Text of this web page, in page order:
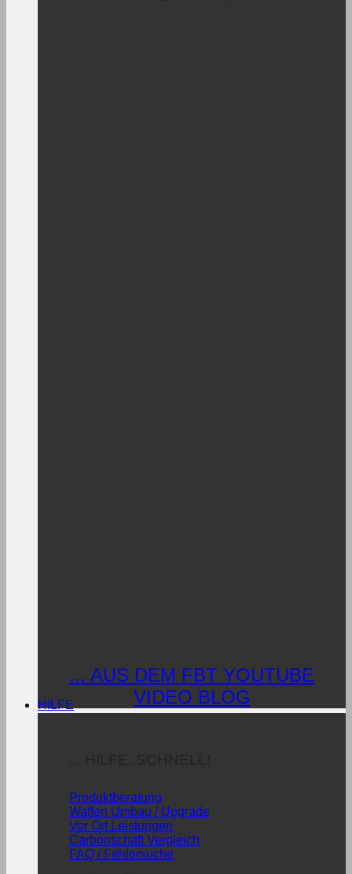
... AUS DEM FBT YOUTUBE
VIDEO BLOG
HILFE
Produktberatung
Waffen Umbau / Upgrade
Vor Ort Leistungen
Carbonschaft Vergleich
FAQ / Fehlersuche